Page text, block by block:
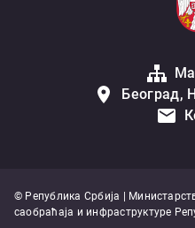
Београд,
© Република Србија |
саобраћаја и инфраструктуре